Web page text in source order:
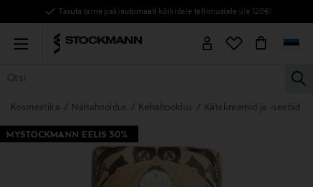
Tasuta tarne pakiautomaati kõikidele tellimustele üle 120€!
Menu
KÕIK TOOTED NAISED MEHED LAPSED KODU
Kosmeetika Nahahooldus Kehahooldus Kätekreemid ja -seebid
MYSTOCKMANN EELIS 30%